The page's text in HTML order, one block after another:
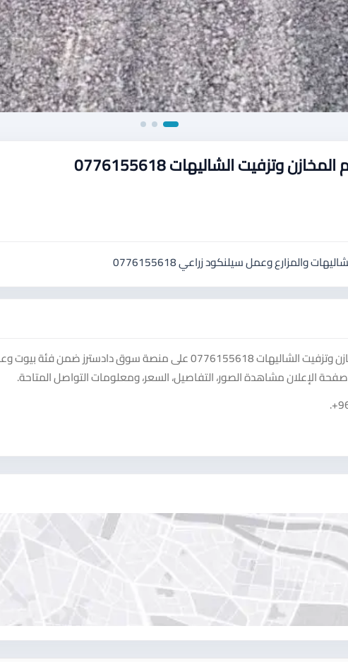
الشاليهات 0776155618
وعمل سيلنكود زراعي 0776155618
شاهد إعلان مختصون في تزفيت الساحات وتزفيت امام المخازن وتزفيت الشاليهات 0776155618 على منصة سوق دادسترز
الإعلان مشاهدة الصور، التفاصيل، السعر، ومعلومات التواصل المتاحة.
.